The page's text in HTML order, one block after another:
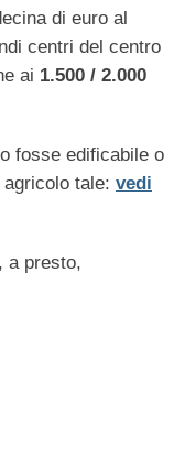
di euro al
centri del centro
ai 1.500 / 2.000
fosse edificabile o
tale: vedi
a presto,